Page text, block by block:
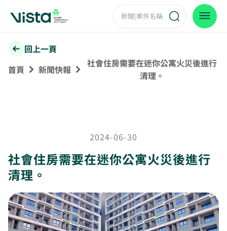
回上一頁
首頁
新聞快報
社會住房需要在迷你公寓火災後進行
清理。
2024-06-30
社會住房需要在迷你公寓火災後進行
清理。